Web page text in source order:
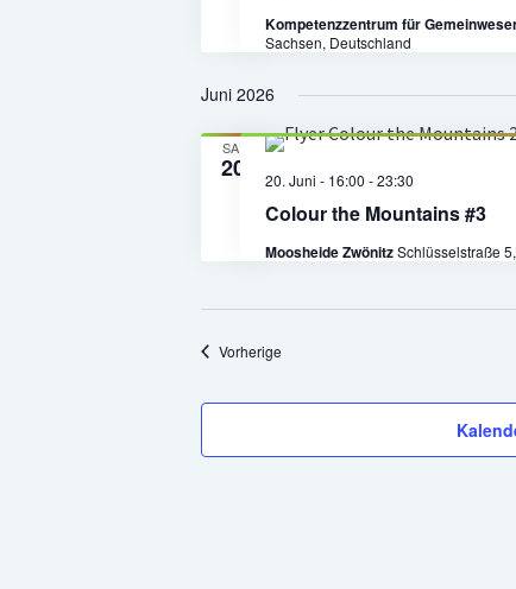
Kompetenzzentrum für
Sachsen, Deutschland
Juni 2026
SA.
20
Colour the Mountains #3
20. Juni - 16:00 -23:30
Moosheide ZwönitzSchlüsselstraße
VorherigeVeranstaltungen